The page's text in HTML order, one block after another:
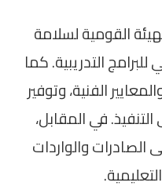
القومية لسلامة
التدريبية. كما
الفنية، وتوفير
في المقابل،
الصادرات والواردات